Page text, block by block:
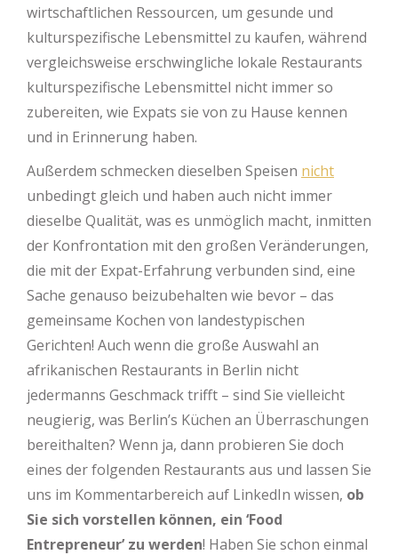
wirtschaftlichen Ressourcen, um gesunde und
kulturspezifische Lebensmittel zu kaufen, während
vergleichsweise erschwingliche lokale Restaurants
kulturspezifische Lebensmittel nicht immer so
zubereiten, wie Expats sie von zu Hause kennen
und in Erinnerung haben.
Außerdem schmecken dieselben Speisen nicht
unbedingt gleich und haben auch nicht immer
dieselbe Qualität, was es unmöglich macht, inmitten
der Konfrontation mit den großen Veränderungen,
die mit der Expat-Erfahrung verbunden sind, eine
Sache genauso beizubehalten wie bevor – das
gemeinsame Kochen von landestypischen
Gerichten! Auch wenn die große Auswahl an
afrikanischen Restaurants in Berlin nicht
jedermanns Geschmack trifft – sind Sie vielleicht
neugierig, was Berlin’s Küchen an Überraschungen
bereithalten? Wenn ja, dann probieren Sie doch
eines der folgenden Restaurants aus und lassen Sie
uns im Kommentarbereich auf LinkedIn wissen, ob
Sie sich vorstellen können, ein ‘Food
Entrepreneur’ zu werden! Haben Sie schon einmal